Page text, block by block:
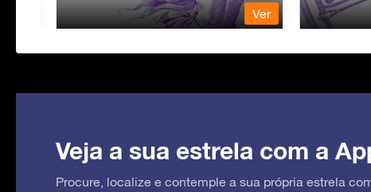
Ver
Veja a sua estrela com a
Procure, localize e contemple a sua própria estrela